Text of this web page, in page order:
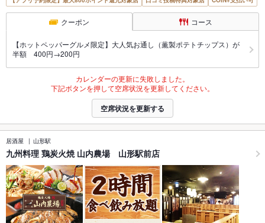
クーポン コース
【ホットペッパーグルメ限定】大人気お通し（薫製ポテトチップス）が
半額 400円→200円
カレンダーの更新に失敗しました。
下記ボタンを押して空席状況を更新してください。
空席状況を更新する
居酒屋 山形駅
九州料理 鶏炭火焼 山内農場 山形駅前店